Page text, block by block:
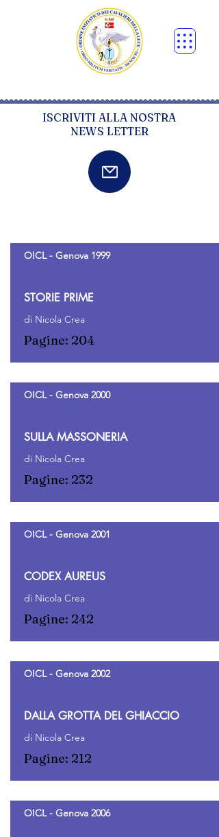
ISCRIVITI ALLA NOSTRA
NEWS LETTER
OICL - Genova 1999
STORIE PRIME
di Nicola Crea
Pagine: 204
OICL - Genova 2000
SULLA MASSONERIA
di Nicola Crea
Pagine: 232
OICL - Genova 2001
CODEX AUREUS
di Nicola Crea
Pagine: 242
OICL - Genova 2002
DALLA GROTTA DEL GHIACCIO
di Nicola Crea
Pagine: 212
OICL - Genova 2006